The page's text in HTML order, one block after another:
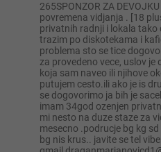
265SPONZOR ZA DEVOJKU Potrebna devojka za
povremena vidjanja . [18
privatnih radnji i lokala tako
trazim po diskotekama i
problema sto se tice
za provedeno vece, uslov je
koja sam naveo ili njihove
putujem cesto.ili ako je is
se dogovorimo ja bih je
imam 34god ozenjen
mi nesto na duze staze za
mesecno .podrucje bg kg
bg nis krus.. javite se tel